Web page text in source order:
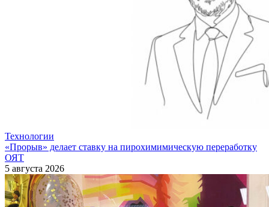
Технологии
«Прорыв» делает ставку на пирохимимическую переработку
ОЯТ
5 августа 2026